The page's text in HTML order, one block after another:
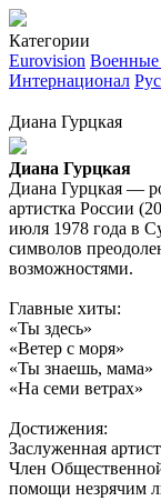
Категории
Eurovision Военные
Интернационал
Диана Гурцкая
Диана Гурцкая
Диана Гурцкая —
артистка России
июля 1978 года в
символов
возможностями.
Главные хиты:
«Ты здесь»
«Ветер с моря»
«Ты знаешь, мама»
«На семи ветрах»
Достижения:
Заслуженная
Член
помощи незрячим